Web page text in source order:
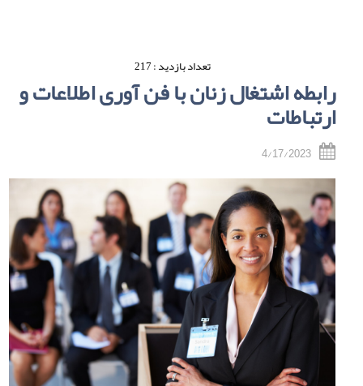
تعداد بازدید : 217
رابطه اشتغال زنان با فن آوری اطلاعات و
ارتباطات
4/17/2023